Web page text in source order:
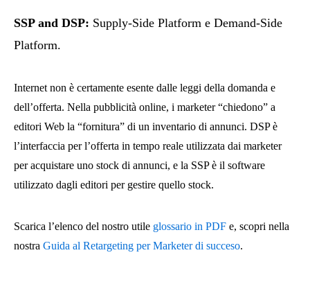
SSP and DSP: Supply-Side Platform e Demand-Side
Platform.
Internet non è certamente esente dalle leggi della domanda e
dell’offerta. Nella pubblicità online, i marketer “chiedono” a
editori Web la “fornitura” di un inventario di annunci. DSP è
l’interfaccia per l’offerta in tempo reale utilizzata dai marketer
per acquistare uno stock di annunci, e la SSP è il software
utilizzato dagli editori per gestire quello stock.
Scarica l’elenco del nostro utile glossario in PDF e, scopri nella
nostra Guida al Retargeting per Marketer di succeso.